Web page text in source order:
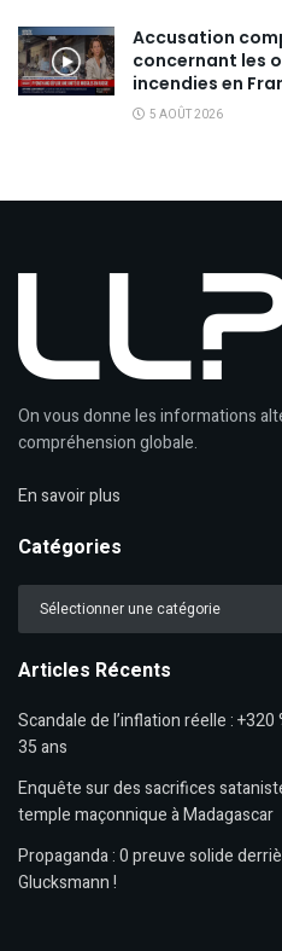
Accusation
concernant les
incendies en
5 AOÛT 2026
On vous donne les informations
compréhension globale.
En savoir plus
Catégories
Catégories
Articles Récents
Scandale de l’inflation réelle :
35 ans
Enquête sur des sacrifices
temple maçonnique à Madagascar
Propaganda : 0 preuve solide
Glucksmann !